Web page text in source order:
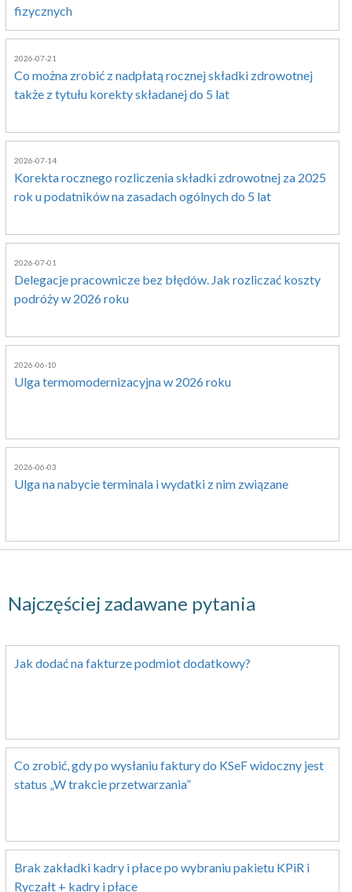
fizycznych
2026-07-21
Co można zrobić z nadpłatą rocznej składki zdrowotnej
także z tytułu korekty składanej do 5 lat
2026-07-14
Korekta rocznego rozliczenia składki zdrowotnej za 2025
rok u podatników na zasadach ogólnych do 5 lat
2026-07-01
Delegacje pracownicze bez błędów. Jak rozliczać koszty
podróży w 2026 roku
2026-06-10
Ulga termomodernizacyjna w 2026 roku
2026-06-03
Ulga na nabycie terminala i wydatki z nim związane
Najczęściej zadawane pytania
Jak dodać na fakturze podmiot dodatkowy?
Co zrobić, gdy po wysłaniu faktury do KSeF widoczny jest
status „W trakcie przetwarzania”
Brak zakładki kadry i płace po wybraniu pakietu KPiR i
Ryczałt + kadry i płace